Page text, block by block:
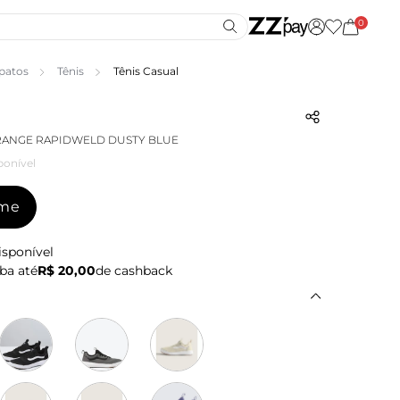
0
Tênis Tênis Casual
RAPIDWELD DUSTY BLUE
atéR$ 20,00de cashback